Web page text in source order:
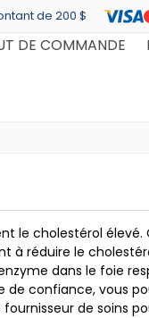
de 200 $
DE COMMANDE
le cholestérol
à réduire le
dans le foie
de confiance, vous
de soins